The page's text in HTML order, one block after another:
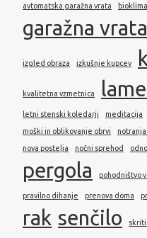
avtomatska garažna vrata
garažna vrata
izgled obraza izkušnje kupcev
kvalitetna vzmetnica
letni stenski koledarji meditacija
moški in oblikovanje obrvi
nova postelja
nočni sprehod
pergola pohodništvo
pravilno dihanje prenova doma
rak senčilo skriti